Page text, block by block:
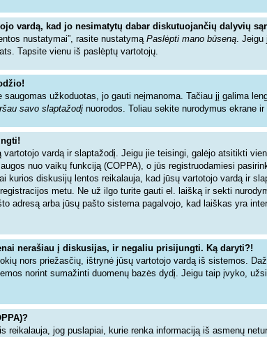
vardą, kad jo nesimatytų dabar diskutuojančių dalyvių
nustatymai”, rasite nustatymą Paslėpti mano būseną. Jeigu
Tapsite vienu iš paslėptų vartotojų.
užkoduotas, jo gauti neįmanoma. Tačiau jį galima
savo slaptažodį nuorodos. Toliau sekite nurodymus ekrane
vartotojo vardą ir slaptažodį. Jeigu jie teisingi, galėjo atsitikti
nuo vaikų funkciją (COPPA), o jūs registruodamiesi
kurios diskusijų lentos reikalauja, kad jūsų vartotojo vardą ir
metu. Ne už ilgo turite gauti el. laišką ir sekti
adresą arba jūsų pašto sistema pagalvojo, kad laiškas yra
nerašiau į diskusijas, ir negaliu prisijungti. Ką daryti?!
nors priežasčių, ištrynė jūsų vartotojo vardą iš sistemos.
norint sumažinti duomenų bazės dydį. Jeigu taip įvyko,
reikalauja, jog puslapiai, kurie renka informaciją iš asmenų